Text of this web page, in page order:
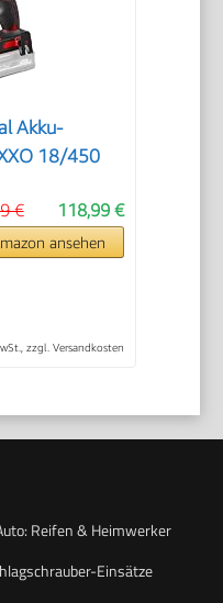
Akku-
18/450
118,99 €
€
ansehen
zzgl. Versandkosten
Reifen & Heimwerker
Einsätze